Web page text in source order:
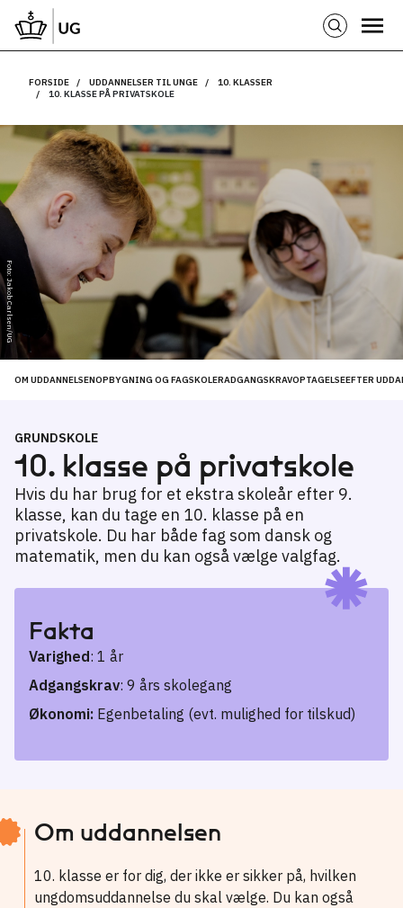
FORSIDE UDDANNELSER TIL UNGE
10. KLASSER
10. KLASSE PÅ PRIVATSKOLE
Foto: Jakob Carlsen/UG
OM UDDANNELSENOPBYGNING OG FAGSKOLERADGANGSKRAVOPTAGELSEEFTER
GRUNDSKOLE
10. klasse på privatskole
Hvis du har brug for et ekstra skoleår efter 9.
klasse, kan du tage en 10. klasse på en
privatskole. Du har både fag som dansk og
matematik, men du kan også vælge valgfag.
Fakta
Varighed: 1 år
Adgangskrav: 9 års skolegang
Økonomi: Egenbetaling (evt. mulighed for tilskud)
Om uddannelsen
10. klasse er for dig, der ikke er sikker på, hvilken
ungdomsuddannelse du skal vælge. Du kan også